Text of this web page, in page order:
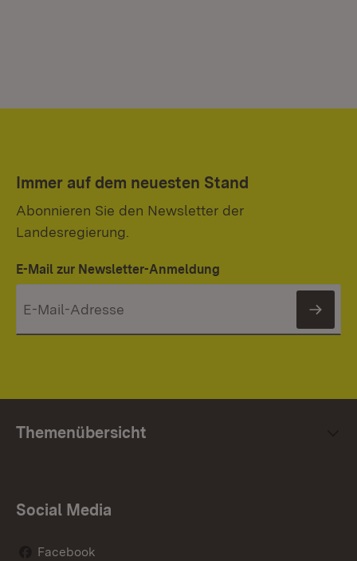
Immer auf dem neuesten Stand
Abonnieren Sie den Newsletter der
Landesregierung.
E-Mail zur Newsletter-Anmeldung
Themenübersicht
Social Media
Facebook